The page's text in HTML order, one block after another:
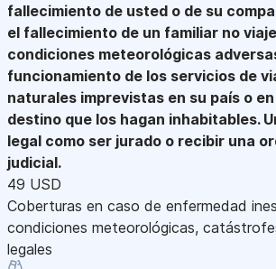
fallecimiento de usted o de su
el fallecimiento de un familiar no
condiciones meteorológicas
funcionamiento de los servicios de
naturales imprevistas en su país o
destino que los hagan inhabitables.
legal como ser jurado o recibir una
judicial.
49 USD
Coberturas en caso de enfermedad
condiciones meteorológicas,
legales